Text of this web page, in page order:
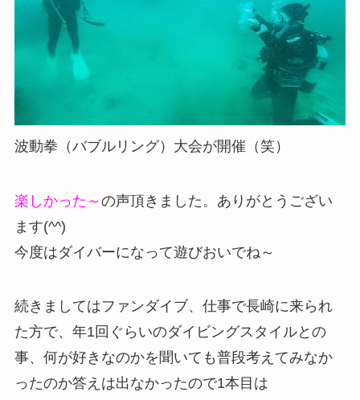
波動拳（バブルリング）大会が開催（笑）
楽しかった～ の声頂きました。ありがとうござい
ます(^^)
今度はダイバーになって遊びおいでね～
続きましてはファンダイブ、仕事で長崎に来られ
た方で、年1回ぐらいのダイビングスタイルとの
事、何が好きなのかを聞いても普段考えてみなか
ったのか答えは出なかったので1本目は